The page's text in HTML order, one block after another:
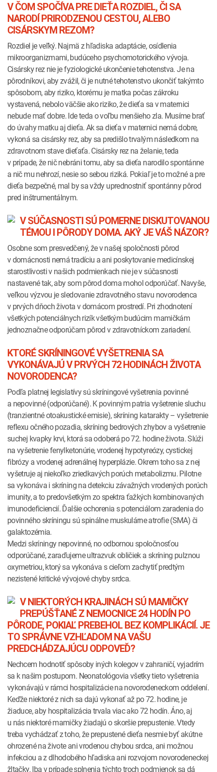
V ČOM SPOČÍVA PRE DIEŤA ROZDIEL, ČI SA
NARODÍ PRIRODZENOU CESTOU, ALEBO
CISÁRSKYM REZOM?
Rozdiel je veľký. Najmä z hľadiska adaptácie, osídlenia
mikroorganizmami, budúceho psychomotorického vývoja.
Cisársky rez nie je fyziologické ukončenie tehotenstva. Je na
pôrodníkovi, aby zvážil, či je nutné tehotenstvo ukončiť takýmto
spôsobom, aby riziko, ktorému je matka počas zákroku
vystavená, nebolo väčšie ako riziko, že dieťa sa v maternici
nebude mať dobre. Ide teda o voľbu menšieho zla. Musíme brať
do úvahy matku aj dieťa. Ak sa dieťa v maternici nemá dobre,
vykoná sa cisársky rez, aby sa predišlo trvalým následkom na
zdravotnom stave dieťaťa. Cisársky rez na želanie, teda
v prípade, že nič nebráni tomu, aby sa dieťa narodilo spontánne
a nič mu nehrozí, nesie so sebou riziká. Pokiaľ je to možné a pre
dieťa bezpečné, mal by sa vždy uprednostniť spontánny pôrod
pred inštrumentálnym.
V SÚČASNOSTI SÚ POMERNE DISKUTOVANOU
TÉMOU I PÔRODY DOMA. AKÝ JE VÁŠ NÁZOR?
Osobne som presvedčený, že v našej spoločnosti pôrod
v domácnosti nemá tradíciu a ani poskytovanie medicínskej
starostlivosti v našich podmienkach nie je v súčasnosti
nastavené tak, aby som pôrod doma mohol odporúčať. Navyše,
veľkou výzvou je sledovanie zdravotného stavu novorodenca
v prvých dňoch života v domácom prostredí. Pri zhodnotení
všetkých potenciálnych rizík všetkým budúcim mamičkám
jednoznačne odporúčam pôrod v zdravotníckom zariadení.
KTORÉ SKRÍNINGOVÉ VYŠETRENIA SA
VYKONÁVAJÚ V PRVÝCH 72 HODINÁCH ŽIVOTA
NOVORODENCA?
Podľa platnej legislatívy sú skríningové vyšetrenia povinné
a nepovinné (odporúčané). K povinným patria vyšetrenie sluchu
(tranzientné otoakustické emisie), skríning katarakty – vyšetrenie
reflexu očného pozadia, skríning bedrových zhybov a vyšetrenie
suchej kvapky krvi, ktorá sa odoberá po 72. hodine života. Slúži
na vyšetrenie fenylketonúrie, vrodenej hypotyreózy, cystickej
fibrózy a vrodenej adrenálnej hyperplázie. Okrem toho sa z nej
vyšetruje aj niekoľko zriedkavých porúch metabolizmu. Pilotne
sa vykonáva i skríning na detekciu závažných vrodených porúch
imunity, a to predovšetkým zo spektra ťažkých kombinovaných
imunodeficiencií. Ďalšie ochorenia s potenciálom zaradenia do
povinného skríningu sú spinálne muskulárne atrofie (SMA) či
galaktozémia.
Medzi skríningy nepovinné, no odbornou spoločnosťou
odporúčané, zaraďujeme ultrazvuk obličiek a skríning pulznou
oxymetriou, ktorý sa vykonáva s cieľom zachytiť predtým
nezistené kritické vývojové chyby srdca.
V NIEKTORÝCH KRAJINÁCH SÚ MAMIČKY
PREPÚŠŤANÉ Z NEMOCNICE 24 HODÍN PO
PÔRODE, POKIAĽ PREBEHOL BEZ KOMPLIKÁCIÍ. JE
TO SPRÁVNE VZHĽADOM NA VAŠU
PREDCHÁDZAJÚCU ODPOVEĎ?
Nechcem hodnotiť spôsoby iných kolegov v zahraničí, vyjadrím
sa k našim postupom. Neonatológovia všetky tieto vyšetrenia
vykonávajú v rámci hospitalizácie na novorodeneckom oddelení.
Keďže niektoré z nich sa dajú vykonať až po 72. hodine, je
žiaduce, aby hospitalizácia trvala viac ako 72 hodín. Áno, aj
u nás niektoré mamičky žiadajú o skoršie prepustenie. Vtedy
treba vychádzať z toho, že prepustené dieťa nesmie byť akútne
ohrozené na živote ani vrodenou chybou srdca, ani možnou
infekciou a z dlhodobého hľadiska ani rozvojom novorodeneckej
žltačky. Iba v prípade splnenia týchto troch podmienok sa dá